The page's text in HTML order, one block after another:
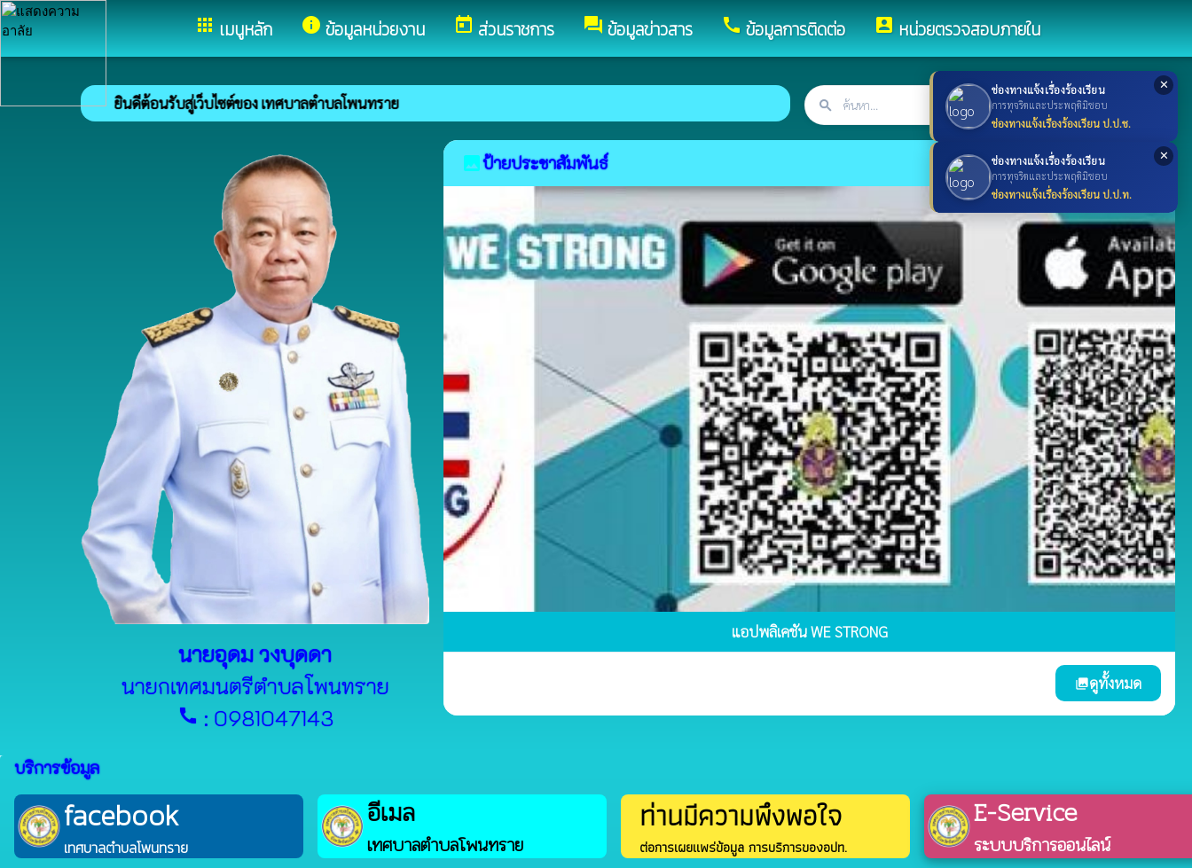
✕
ช่องทางแจ้งเรื่องร้องเรียน
การทุจริตและประพฤติมิชอบ
ช่องทางแจ้งเรื่องร้องเรียน ป.ป.ช.
✕
ช่องทางแจ้งเรื่องร้องเรียน
การทุจริตและประพฤติมิชอบ
ช่องทางแจ้งเรื่องร้องเรียน ป.ป.ท.
appsเมนูหลัก infoข้อมูลหน่วยงาน todayส่วนราชการ forumข้อมูลข่าวสาร callข้อมูลการติดต่อ account_boxหน่วยตรวจสอบภายใน
อำเภอโพนทราย จังหวัดร้อยเอ็ด
ยินดีต้อนรับสู่เว็บไซต์ของ เทศบาลตำบลโพนทราย search searchค้นหา
นายอุดม วงบุดดา
นายกเทศมนตรีตำบลโพนทราย
call : 0981047143
imageป้ายประชาสัมพันธ์
แอปพลิเคชัน WE STRONG
photo_libraryดูทั้งหมด
บริการข้อมูล
facebook
เทศบาลตำบลโพนทราย
อีเมล
เทศบาลตำบลโพนทราย
ท่านมีความพึงพอใจ
ต่อการเผยแพร่ข้อมูล การบริการของอปท.
E-Service
ระบบบริการออนไลน์